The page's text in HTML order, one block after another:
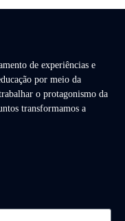
de experiências e
por meio da
o protagonismo da
transformamos a